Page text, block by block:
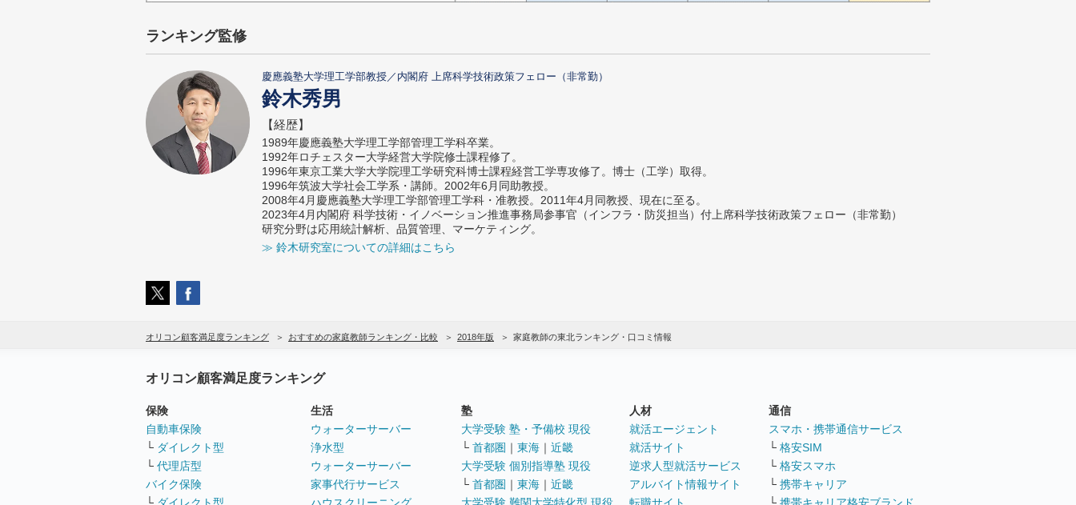
ランキング監修
慶應義塾大学理工学部教授／内閣府 上席科学技術政策フェロー（非常勤）
鈴木秀男
【経歴】
1989年慶應義塾大学理工学部管理工学科卒業。
1992年ロチェスター大学経営大学院修士課程修了。
1996年東京工業大学大学院理工学研究科博士課程経営工学専攻修了。博士（工学）取得。
1996年筑波大学社会工学系・講師。2002年6月同助教授。
2008年4月慶應義塾大学理工学部管理工学科・准教授。2011年4月同教授、現在に至る。
2023年4月内閣府 科学技術・イノベーション推進事務局参事官（インフラ・防災担当）付上席科学技術政策フェロー（非常勤）
研究分野は応用統計解析、品質管理、マーケティング。
≫ 鈴木研究室についての詳細はこちら
オリコン顧客満足度ランキング おすすめの家庭教師ランキング・比較 2018年版 家庭教師の東北ランキング・口コミ情報
オリコン顧客満足度ランキング
保険
自動車保険
└ ダイレクト型
└ 代理店型
バイク保険
生活
ウォーターサーバー
浄水型
ウォーターサーバー
家事代行サービス
塾
大学受験 塾・予備校 現役
└ 首都圏 ｜ 東海 ｜ 近畿
大学受験 個別指導塾 現役
└ 首都圏 ｜ 東海 ｜ 近畿
人材
就活エージェント
就活サイト
逆求人型就活サービス
アルバイト情報サイト
通信
スマホ・携帯通信サービス
└ 格安SIM
└ 格安スマホ
└ 携帯キャリア